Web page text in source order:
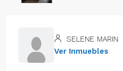
SELENE MARIN
Ver Inmuebles